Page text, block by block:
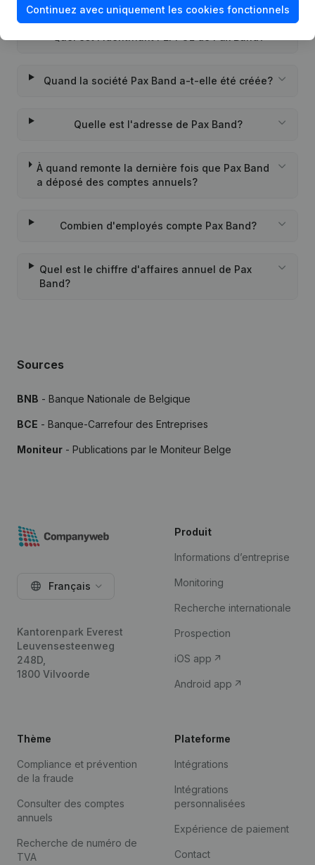
Quand la société Pax Band a-t-elle été créée?
Quelle est l'adresse de Pax Band?
À quand remonte la dernière fois que Pax Band
a déposé des comptes annuels?
Combien d'employés compte Pax Band?
Quel est le chiffre d'affaires annuel de Pax
Band?
Sources
BNB - Banque Nationale de Belgique
BCE - Banque-Carrefour des Entreprises
Moniteur - Publications par le Moniteur Belge
Continuez avec uniquement les cookies fonctionnels
Français
Kantorenpark Everest
Leuvensesteenweg
248D,
1800 Vilvoorde
Produit
Informations d’entreprise
Monitoring
Recherche internationale
Prospection
iOS app
Android app
Thème
Compliance et prévention
de la fraude
Consulter des comptes
annuels
Recherche de numéro de
TVA
Plateforme
Intégrations
Intégrations
personnalisées
Expérience de paiement
Contact